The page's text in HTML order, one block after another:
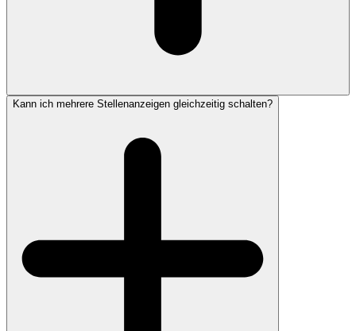
Kann ich mehrere Stellenanzeigen gleichzeitig schalten?